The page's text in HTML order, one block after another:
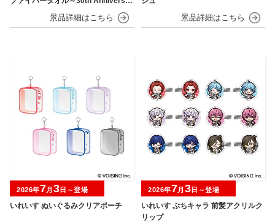
いれいす ぬいぐるみクリアポーチ
2026年7月 3日～登場
いれいす ぷちキャラ 前髪アクリルク
リップ
2026年7月 3日～登場